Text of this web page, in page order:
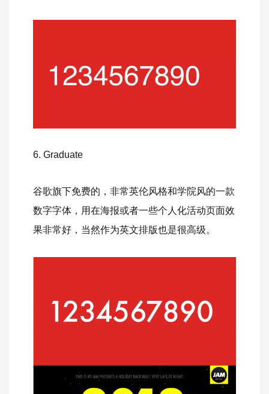
6. Graduate
谷歌旗下免费的，非常英伦风格和学院风的一款
数字字体，用在海报或者一些个人化活动页面效
果非常好，当然作为英文排版也是很高级。